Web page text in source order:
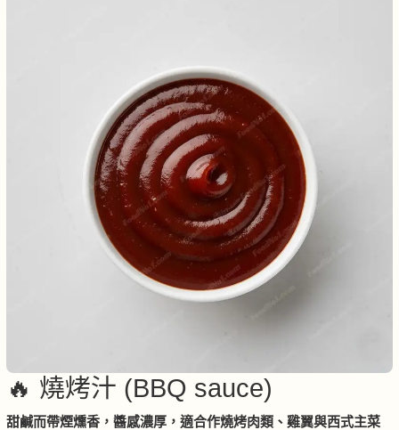
🔥 燒烤汁 (BBQ sauce)
甜鹹而帶煙燻香，醬感濃厚，適合作燒烤肉類、雞翼與西式主菜